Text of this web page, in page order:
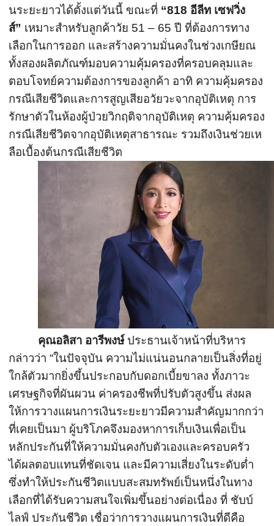
นระยะยาวได้ตั้งแต่วันนี้ ขณะที่ “818อีลีท เซฟวิ่ง
ส์” เหมาะสำหรับลูกค้าวัย 51 – 65 ปี ที่ต้องการทาง
เลือกในการออก และสร้างความมั่นคงในช่วงเกษียณ
ทั้งสองผลิตภัณฑ์มอบความคุ้มครองที่ครอบคลุมและ
ตอบโจทย์ความต้องการของลูกค้า อาทิ ความคุ้มครอง
กรณีเสียชีวิตและการสูญเสียอวัยวะจากอุบัติเหตุ การ
รักษาตัวในห้องผู้ป่วยวิกฤติจากอุบัติเหตุ ความคุ้มครอง
กรณีเสียชีวิตจากอุบัติเหตุสาธารณะ รวมถึงเงินช่วยเห
ลือเบื้องต้นกรณีเสียชีวิต
คุณอลิสา อารีพงษ์ประธานเจ้าหน้าที่บริหาร
กล่าวว่า “ในปัจจุบัน ความไม่แน่นอนกลายเป็นสิ่งที่อยู่
ใกล้ตัวมากยิ่งขึ้นประกอบกับดอกเบี้ยขาลง ทั้งภาวะ
เศรษฐกิจที่ผันผวน ค่าครองชีพที่ปรับตัวสูงขึ้น ส่งผล
ให้การวางแผนการเงินระยะยาวมีความสำคัญมากกว่า
ที่เคยเป็นมา ผู้บริโภคจึงมองหาการเก็บเงินเพื่อเป็น
หลักประกันที่ให้ความมั่นคงกับตัวเองและครอบครัว
ได้ผลตอบแทนที่ชัดเจน และมีความเสี่ยงในระดับต่ำ
ซึ่งทำให้ประกันชีวิตแบบสะสมทรัพย์เป็นหนึ่งในทาง
เลือกที่ได้รับความสนใจเพิ่มขึ้นอย่างต่อเนื่อง ที่ ชับบ์
ไลฟ์ ประกันชีวิต เชื่อว่าการวางแผนการเงินที่ดีคือ